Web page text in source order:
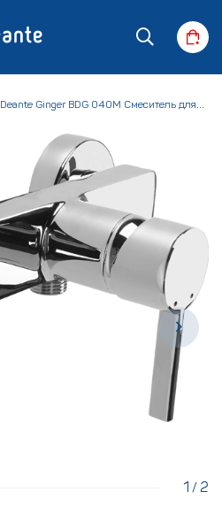
Deante Ginger BDG 040M Смеситель для душа
1 /2